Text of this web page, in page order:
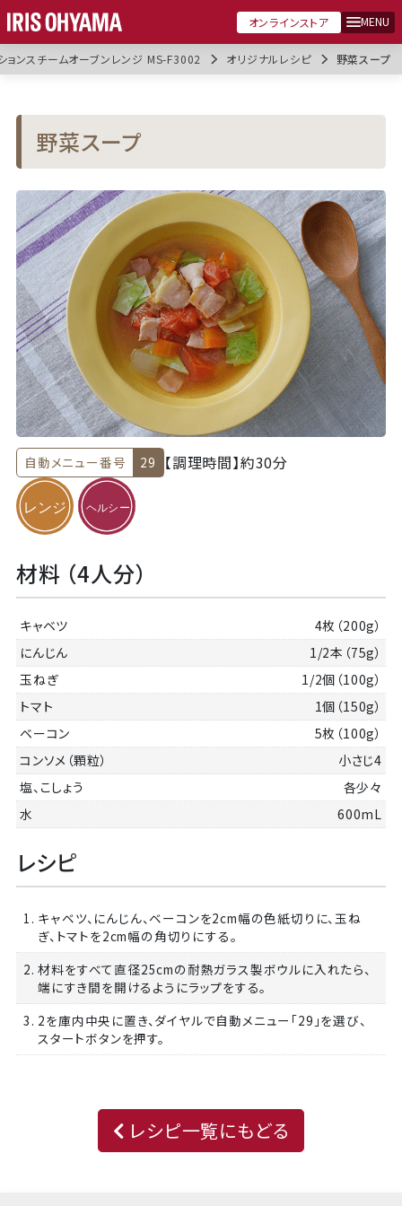
オンラインストア MENU
ョンスチームオーブンレンジ MS-F3002 オリジナルレシピ 野菜スープ
野菜スープ
自動メニュー番号 29 【調理時間】約30分
材料 （4人分）
キャベツ
4枚（200g）
にんじん
1/2本（75g）
玉ねぎ
1/2個（100g）
トマト
1個（150g）
ベーコン
5枚（100g）
コンソメ（顆粒）
小さじ4
塩、こしょう
各少々
水
600mL
レシピ
1. キャベツ、にんじん、ベーコンを2cm幅の色紙切りに、玉ね
ぎ、トマトを2cm幅の角切りにする。
2. 材料をすべて直径25cmの耐熱ガラス製ボウルに入れたら、
端にすき間を開けるようにラップをする。
3. 2を庫内中央に置き、ダイヤルで自動メニュー「29」を選び、
スタートボタンを押す。
レシピ一覧にもどる